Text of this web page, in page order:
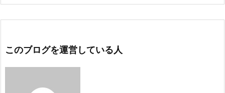
このブログを運営している人